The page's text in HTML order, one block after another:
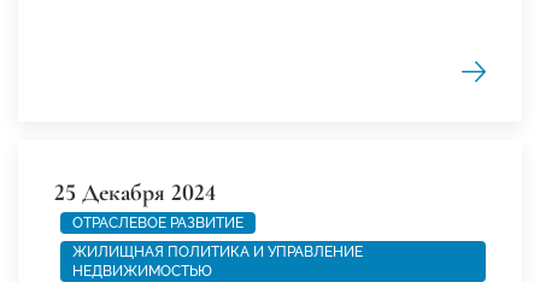
25 Декабря 2024
ОТРАСЛЕВОЕ РАЗВИТИЕ
ЖИЛИЩНАЯ ПОЛИТИКА И УПРАВЛЕНИЕ
НЕДВИЖИМОСТЬЮ